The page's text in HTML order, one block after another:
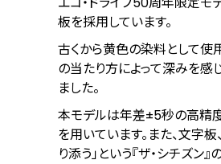
板を採用しています。
古くから黄色の染料として
の当たり方によって深みを感
ました。
本モデルは年差±5秒の高精
を用いています。また、⽂字
り添う」という『ザ・シチズン